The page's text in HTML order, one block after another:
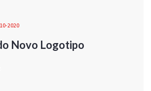
2020
Novo Logotipo